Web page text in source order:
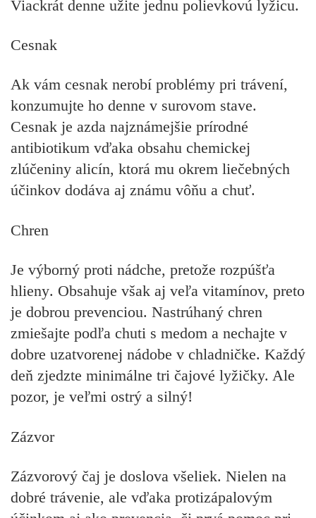
Viackrát denne užite jednu polievkovú lyžicu.
Cesnak
Ak vám cesnak nerobí problémy pri trávení,
konzumujte ho denne v surovom stave.
Cesnak je azda najznámejšie prírodné
antibiotikum vďaka obsahu chemickej
zlúčeniny alicín, ktorá mu okrem liečebných
účinkov dodáva aj známu vôňu a chuť.
Chren
Je výborný proti nádche, pretože rozpúšťa
hlieny. Obsahuje však aj veľa vitamínov, preto
je dobrou prevenciou. Nastrúhaný chren
zmiešajte podľa chuti s medom a nechajte v
dobre uzatvorenej nádobe v chladničke. Každý
deň zjedzte minimálne tri čajové lyžičky. Ale
pozor, je veľmi ostrý a silný!
Zázvor
Zázvorový čaj je doslova všeliek. Nielen na
dobré trávenie, ale vďaka protizápalovým